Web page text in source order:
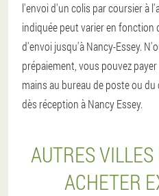
l'envoi d'un colis par coursier à
indiquée peut varier en fonction
d'envoi jusqu'à Nancy-Essey.
prépaiement, vous pouvez
mains au bureau de poste ou
dès réception à Nancy Essey.
AUTRES
ACHETER